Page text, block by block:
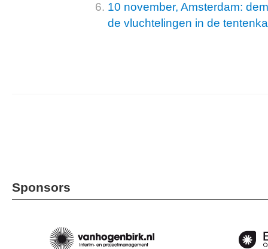
10 november, Amsterdam:
de vluchtelingen in de
Sponsors